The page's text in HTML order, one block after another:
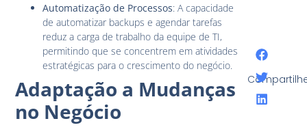
Automatização de Processos: A capacidade
de automatizar backups e agendar tarefas
reduz a carga de trabalho da equipe de TI,
permitindo que se concentrem em atividades
estratégicas para o crescimento do negócio.
Adaptação a Mudanças
no Negócio